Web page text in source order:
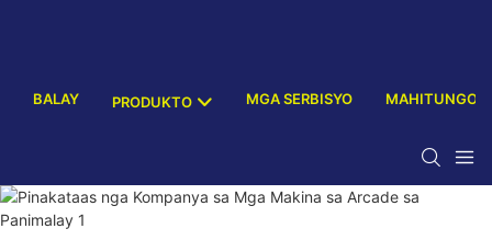
BALAY PRODUKTO MGA SERBISYO MAHITUNGOD